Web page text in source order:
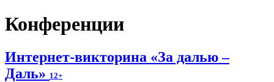
Конференции
Интернет-викторина «За далью –
Даль» 12+